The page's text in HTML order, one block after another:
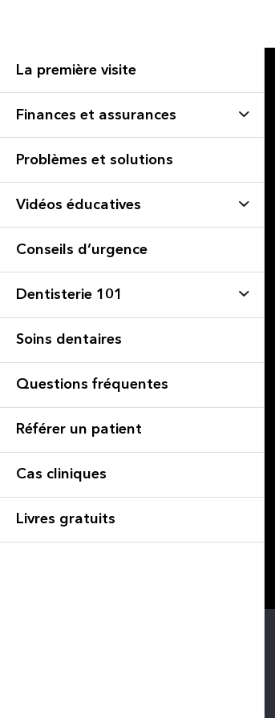
La première visite
Finances et assurances
Problèmes et solutions
Vidéos éducatives
Conseils d’urgence
Dentisterie 101
Soins dentaires
Questions fréquentes
Référer un patient
Cas cliniques
Livres gratuits